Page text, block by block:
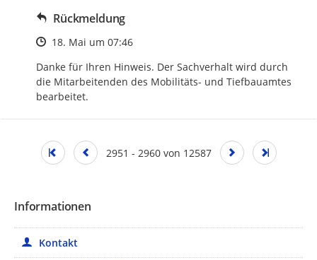
Rückmeldung
Zeitpunkt des Erstellens
18. Mai um 07:46
Danke für Ihren Hinweis. Der Sachverhalt wird durch
die Mitarbeitenden des Mobilitäts- und Tiefbauamtes
bearbeitet.
2951 - 2960 von 12587
Informationen
Kontakt